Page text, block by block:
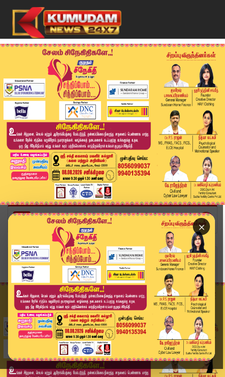
×
Home
வீடியோ ஸ்டோரி
Today Headlines - 09 JULY 2026 | 1 மணி தலைப்புச...